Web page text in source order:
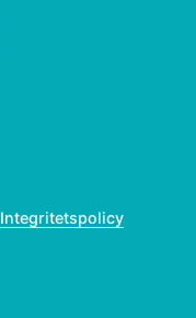
Integritetspolicy